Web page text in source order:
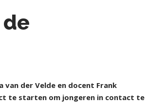
van der Velde en docent Frank
te starten om jongeren in contact te